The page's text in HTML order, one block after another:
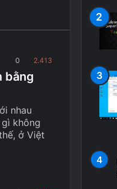
0 2.413
bằng
nhau
không
ở Việt